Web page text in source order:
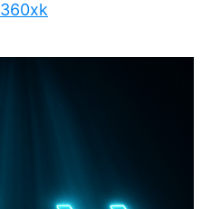
360xk